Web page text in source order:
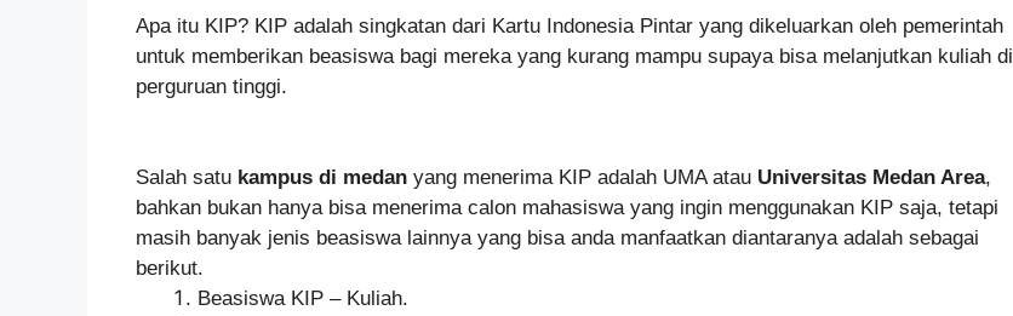
Apa itu KIP? KIP adalah singkatan dari Kartu Indonesia Pintar yang dikeluarkan oleh pemerintah
untuk memberikan beasiswa bagi mereka yang kurang mampu supaya bisa melanjutkan kuliah di
perguruan tinggi.
Salah satu kampus di medan yang menerima KIP adalah UMA atau Universitas Medan Area,
bahkan bukan hanya bisa menerima calon mahasiswa yang ingin menggunakan KIP saja, tetapi
masih banyak jenis beasiswa lainnya yang bisa anda manfaatkan diantaranya adalah sebagai
berikut.
Beasiswa KIP – Kuliah.